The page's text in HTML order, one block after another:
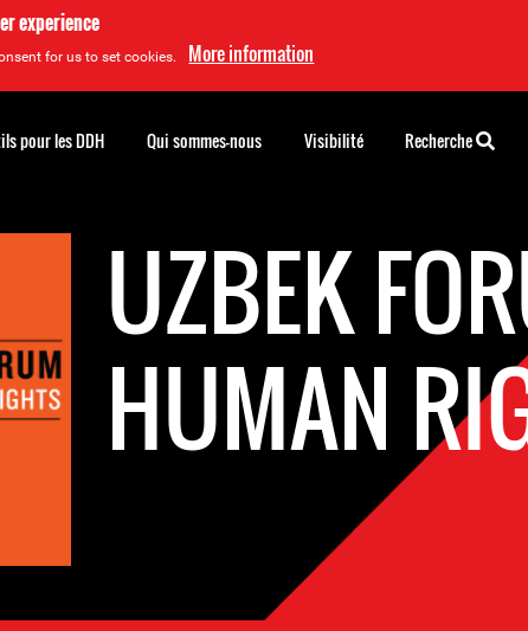
experience
for us to set cookies. More information
UZBEK
HUMAN
pour les DDH Qui sommes-nous Visibilité Recherche